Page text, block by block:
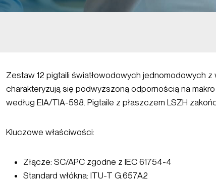
Zestaw 12 pigtaili światłowodowych jednomodowych z
charakteryzują się podwyższoną odpornością na
według EIA/TIA-598. Pigtaile z płaszczem LSZH
Kluczowe właściwości:
Złącze: SC/APC zgodne z IEC 61754-4
Standard włókna: ITU-T G.657A2